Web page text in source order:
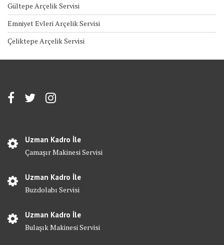
Gültepe Arçelik Servisi
Emniyet Evleri Arçelik Servisi
Çeliktepe Arçelik Servisi
Uzman Kadro İle
Çamaşır Makinesi Servisi
Uzman Kadro İle
Buzdolabı Servisi
Uzman Kadro İle
Bulaşık Makinesi Servisi